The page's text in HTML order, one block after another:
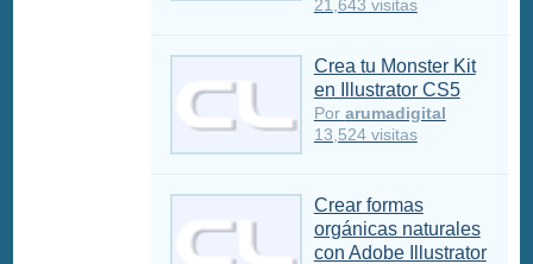
21,643 visitas
Crea tu Monster Kit
en Illustrator CS5
Por arumadigital
13,524 visitas
Crear formas
orgánicas naturales
con Adobe Illustrator